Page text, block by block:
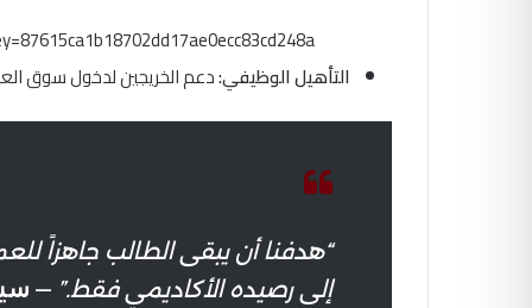
التأهيل الوظيفي:دعم الخريجين لدخول سوق
“هدفنا أن يبقى الطالب جاهزاً
إلى رصيده الأكاديمي فقط.” —